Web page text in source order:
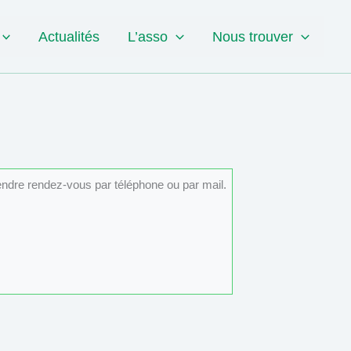
Actualités L’asso Nous trouver
rendez-vous par téléphone ou par mail.